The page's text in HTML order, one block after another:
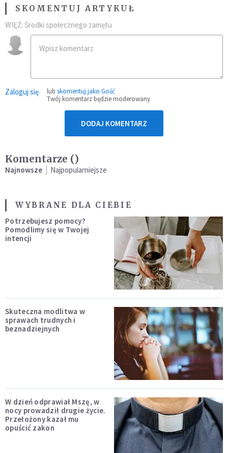
SKOMENTUJ ARTYKUŁ
WIĘŹ: Środki społecznego zamętu
Zaloguj się lub skomentuj jako Gość
Twój komentarz będzie moderowany
DODAJ KOMENTARZ
Komentarze ()
Najnowsze Najpopularniejsze
WYBRANE DLA CIEBIE
Potrzebujesz pomocy?
Pomodlimy się w Twojej
intencji
Skuteczna modlitwa w
sprawach trudnych i
beznadziejnych
W dzień odprawiał Mszę, w
nocy prowadził drugie życie.
Przełożony kazał mu
opuścić zakon